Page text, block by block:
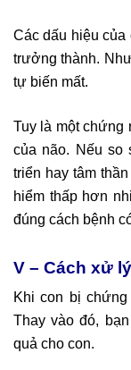
Các dấu hiệu của
trưởng thành.
tự biến mất.
Tuy là một chứng
của não. Nếu so
triển hay tâm
hiểm thấp hơn
đúng cách bệnh
V – Cách xử
Khi con bị
Thay vào đó,
quả cho con.